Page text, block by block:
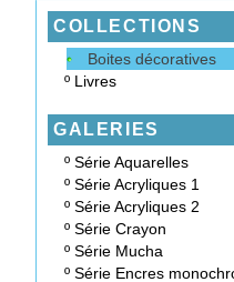
COLLECTIONS
Boites décoratives
º Livres
GALERIES
º Série Aquarelles
º Série Acryliques 1
º Série Acryliques 2
º Série Crayon
º Série Mucha
º Série Encres